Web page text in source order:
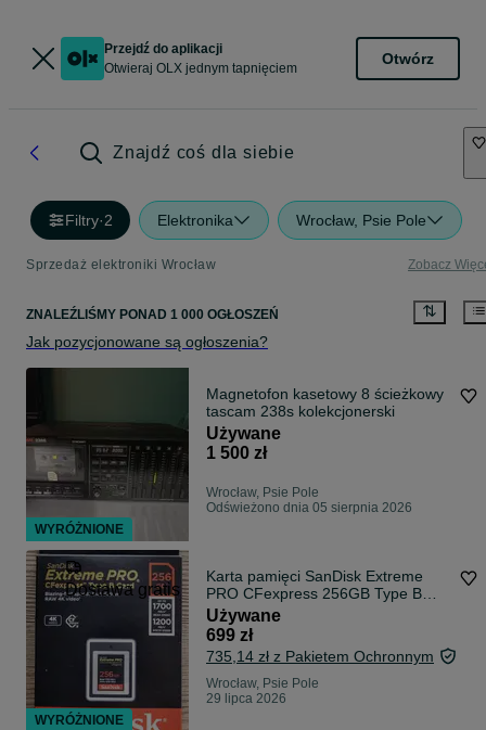
Przejdź do aplikacji
Otwieraj OLX jednym tapnięciem
Otwórz
Znajdź coś dla siebie
Filtry·2 Elektronika Wrocław, Psie Pole
Sprzedaż elektroniki Wrocław Zobacz
ZNALEŹLIŚMY PONAD 1 000 OGŁOSZEŃ
Jak pozycjonowane są ogłoszenia?
Magnetofon kasetowy 8 ścieżkowy
tascam 238s kolekcjonerski
Używane
1 500 zł
Wrocław, Psie Pole
Odświeżono dnia 05 sierpnia 2026
Dostawa gratis
Karta pamięci SanDisk Extreme
PRO CFexpress 256GB Type B
Gwarancja
Używane
699 zł
735,14 zł z Pakietem Ochronnym
Wrocław, Psie Pole
29 lipca 2026
WYRÓŻNIONE
WYRÓŻNIONE